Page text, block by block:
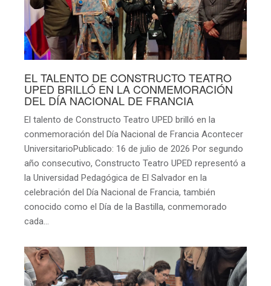
EL TALENTO DE CONSTRUCTO TEATRO
UPED BRILLÓ EN LA CONMEMORACIÓN
DEL DÍA NACIONAL DE FRANCIA
El talento de Constructo Teatro UPED brilló en la
conmemoración del Día Nacional de Francia Acontecer
UniversitarioPublicado: 16 de julio de 2026 Por segundo
año consecutivo, Constructo Teatro UPED representó a
la Universidad Pedagógica de El Salvador en la
celebración del Día Nacional de Francia, también
conocido como el Día de la Bastilla, conmemorado
cada…